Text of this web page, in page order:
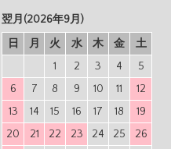
翌月(2026年9月)
日
月 火 水 木 金
土
1
2 3 4
5
6
7 8 9 10 11
12
13
14 15 16 17 18
19
20
21 22 23 24 25 26